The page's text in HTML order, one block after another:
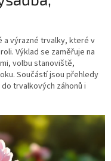
a výrazné trvalky, které v
Výklad se zaměřuje na
volbu stanoviště,
Součástí jsou přehledy
trvalkových záhonů i